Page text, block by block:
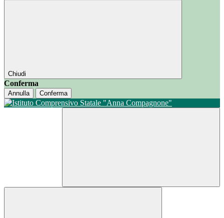
Chiudi
Conferma
Annulla Conferma